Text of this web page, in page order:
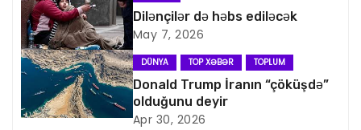
q
a
s
i
Dilənçilər də həbs ediləcək
May 7, 2026
DÜNYA TOP XƏBƏR TOPLUM
Donald Trump İranın “çöküşdə”
olduğunu deyir
Apr 30, 2026